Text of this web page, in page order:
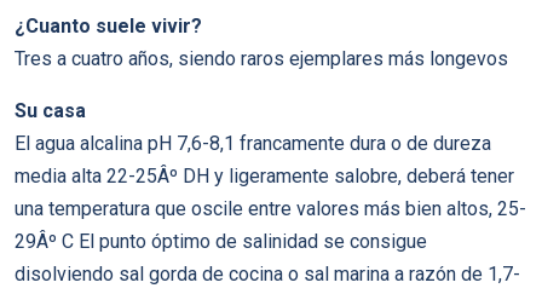
¿Cuanto suele vivir?
Tres a cuatro años, siendo raros ejemplares más longevos
Su casa
El agua alcalina pH 7,6-8,1 francamente dura o de dureza
media alta 22-25Âº DH y ligeramente salobre, deberá tener
una temperatura que oscile entre valores más bien altos, 25-
29Âº C El punto óptimo de salinidad se consigue
disolviendo sal gorda de cocina o sal marina a razón de 1,7-